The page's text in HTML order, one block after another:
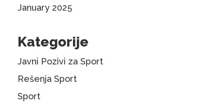
January 2025
Kategorije
Javni Pozivi za Sport
Rešenja Sport
Sport